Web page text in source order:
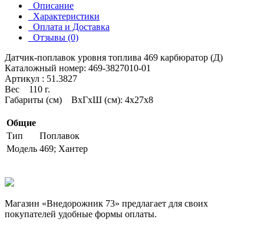
Описание
Характеристики
Оплата и Доставка
Отзывы (0)
Датчик-поплавок уровня топлива 469 карбюратор (Д)
Каталожный номер: 469-3827010-01
Артикул : 51.3827
Вес 110 г.
Габариты (см) ВхГхШ (см): 4х27х8
Общие
Тип
Поплавок
Модель 469; Хантер
Магазин «Внедорожник 73» предлагает для своих
покупателей удобные формы оплаты.